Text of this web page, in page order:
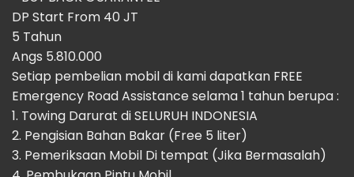
DP Start From 40 JT
5 Tahun
Angs 5.810.000
Setiap pembelian mobil di kami dapatkan FREE
Emergency Road Assistance selama 1 tahun berupa :
1. Towing Darurat di SELURUH INDONESIA
2. Pengisian Bahan Bakar (Free 5 liter)
3. Pemeriksaan Mobil Di tempat (Jika Bermasalah)